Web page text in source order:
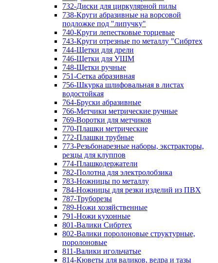
732-Диски для циркулярной пилы
738-Круги абразивные на ворсовой
подложке под "липучку"
740-Круги лепестковые торцевые
743-Круги отрезные по металлу "Сибртех
744-Щетки для дрели
746-Щетки для УШМ
748-Щетки ручные
751-Сетка абразивная
756-Шкурка шлифовальная в листах
водостойкая
764-Бруски абразивные
766-Метчики метрические ручные
769-Воротки для метчиков
770-Плашки метрические
772-Плашки трубные
773-Резьбонарезные наборы, экстракторы,
резцы для клуппов
774-Плашкодержатели
782-Полотна для электролобзика
783-Ножницы по металлу
784-Ножницы для резки изделий из ПВХ
787-Труборезы
789-Ножи хозяйственные
791-Ножи кухонные
801-Валики Сибртех
802-Валики поролоновые структурные,
поролоновые
811-Валики игольчатые
814-Кюветы для валиков, ведра и тазы